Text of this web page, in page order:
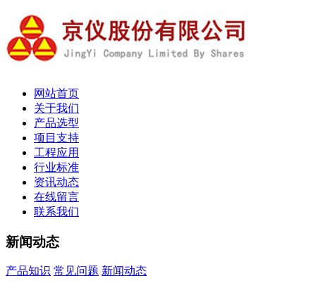
网站首页
关于我们
产品选型
项目支持
工程应用
行业标准
资讯动态
在线留言
联系我们
新闻动态
产品知识 常见问题 新闻动态